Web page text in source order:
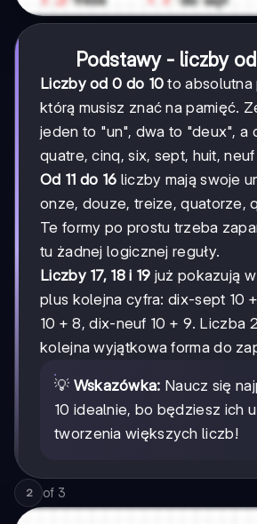
Podstawy - liczby
Liczby od 0 do 10 to absolutna
którą musisz znać na pamięć.
jeden to "un", dwa to "deux", a
quatre, cinq, six, sept, huit, neuf
Od 11 do 16 liczby mają swoje
onze, douze, treize, quatorze,
Te formy po prostu trzeba
tu żadnej logicznej reguły.
Liczby 17, 18 i 19 już pokazują
plus kolejna cyfra: dix-sept 10 +
10+8
10 + 8, dix-neuf 10+9
10 + 9. Liczba
kolejna wyjątkowa forma do
💡 Wskazówka: Naucz się
10 idealnie, bo będziesz ich
tworzenia większych liczb!
2 of 3